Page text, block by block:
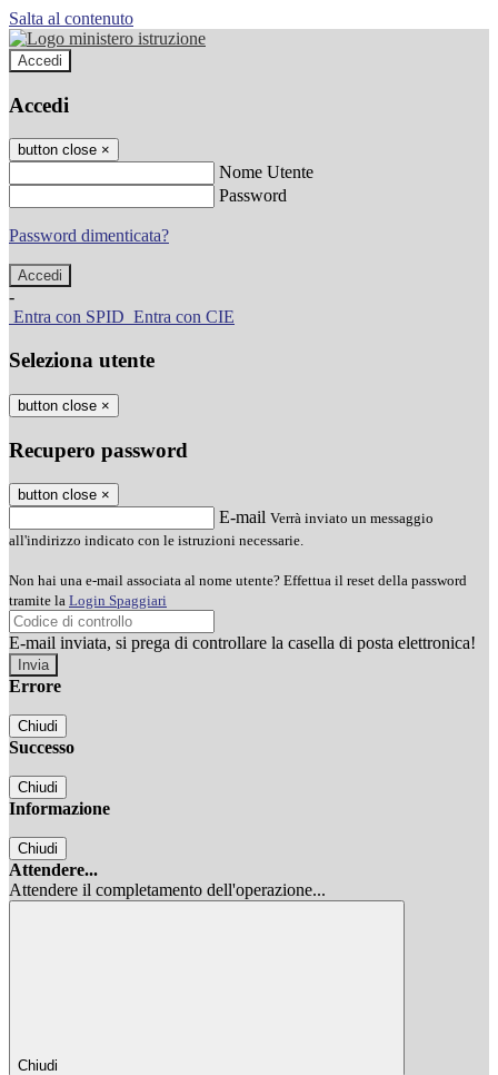
Salta al contenuto
Accedi
Accedi
button close ×
Nome Utente
Password
Password dimenticata?
-
Entra con SPID Entra con CIE
Seleziona utente
button close ×
Recupero password
button close ×
E-mail Verrà inviato un messaggio
all'indirizzo indicato con le istruzioni necessarie.
Non hai una e-mail associata al nome utente? Effettua il reset della password
tramite la Login Spaggiari
E-mail inviata, si prega di controllare la casella di posta elettronica!
Errore
Chiudi
Successo
Chiudi
Informazione
Chiudi
Attendere...
Attendere il completamento dell'operazione...
Chiudi